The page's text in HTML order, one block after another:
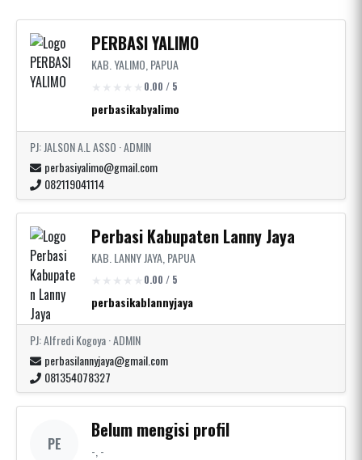
PERBASI YALIMO
KAB. YALIMO, PAPUA
0.00 / 5
perbasikabyalimo
PJ: JALSON A.L ASSO · ADMIN
perbasiyalimo@gmail.com
082119041114
Perbasi Kabupaten Lanny Jaya
KAB. LANNY JAYA, PAPUA
0.00 / 5
perbasikablannyjaya
PJ: Alfredi Kogoya · ADMIN
perbasilannyjaya@gmail.com
081354078327
PE
Belum mengisi profil
-, -